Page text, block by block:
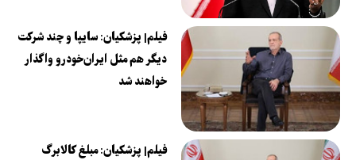
فیلم| پزشکیان: سایپا و چند شرکت
دیگر هم مثل ایران‌خودرو واگذار
خواهند شد
فیلم| پزشکیان: مبلغ کالابرگ